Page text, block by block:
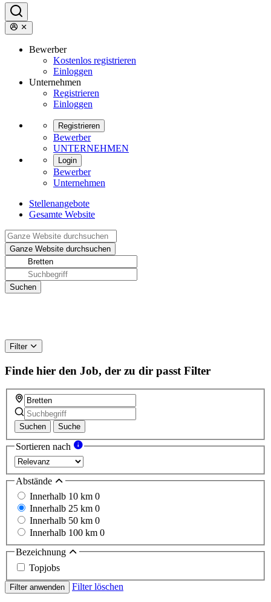
Bewerber
Kostenlos registrieren
Einloggen
Unternehmen
Registrieren
Einloggen
Registrieren
Bewerber
UNTERNEHMEN
Login
Bewerber
Unternehmen
Stellenangebote
Gesamte Website
Filter
Finde hier den Job, der zu dir passt Filter
Suchen Suche
Sortieren nach
Abstände
Innerhalb 10 km 0
Innerhalb 25 km 0
Innerhalb 50 km 0
Innerhalb 100 km 0
Bezeichnung
Topjobs
Filter anwenden Filter löschen